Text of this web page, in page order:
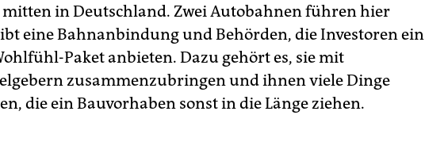
in Deutschland. Zwei Autobahnen führen hier
eine Bahnanbindung und Behörden, die Investoren ein
Paket anbieten. Dazu gehört es, sie mit
zusammenzubringen und ihnen viele Dinge
die ein Bauvorhaben sonst in die Länge ziehen.